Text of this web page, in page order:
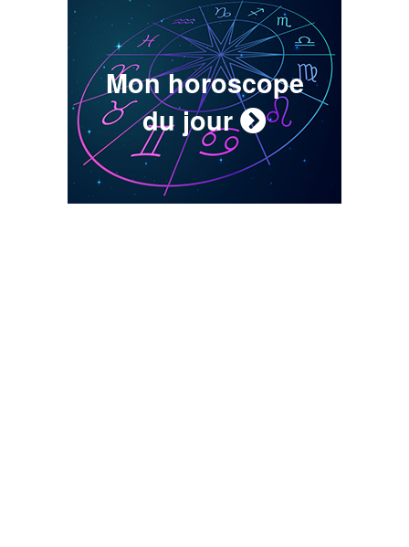
Mon horoscope
du jour